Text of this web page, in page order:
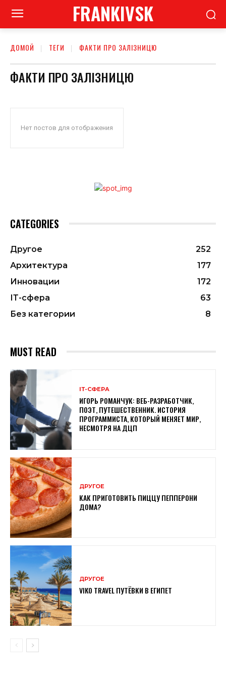
FRANKIVSK
ДОМОЙ ТЕГИ ФАКТИ ПРО ЗАЛІЗНИЦЮ
ФАКТИ ПРО ЗАЛІЗНИЦЮ
Нет постов для отображения
CATEGORIES
Другое
252
Архитектура
177
Инновации
172
ІТ-сфера
63
Без категории
8
MUST READ
ІТ-СФЕРА
ИГОРЬ РОМАНЧУК: ВЕБ-РАЗРАБОТЧИК,
ПОЭТ, ПУТЕШЕСТВЕННИК. ИСТОРИЯ
ПРОГРАММИСТА, КОТОРЫЙ МЕНЯЕТ МИР,
НЕСМОТРЯ НА ДЦП
ДРУГОЕ
КАК ПРИГОТОВИТЬ ПИЦЦУ ПЕППЕРОНИ
ДОМА?
ДРУГОЕ
VIKO TRAVEL ПУТЁВКИ В ЕГИПЕТ